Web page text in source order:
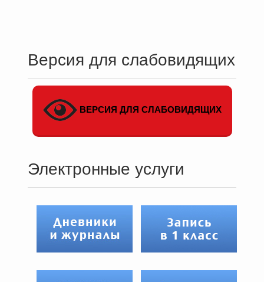
Версия для слабовидящих
ВЕРСИЯ ДЛЯ СЛАБОВИДЯЩИХ
Электронные услуги